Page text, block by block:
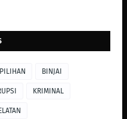
BINJAI
KRIMINAL